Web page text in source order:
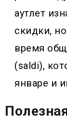
аутлет
скидки,
время
(saldi),
январе и